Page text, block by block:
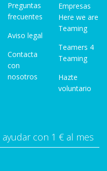
Preguntas
frecuentes
Aviso legal
Contacta
con
nosotros
Empresas
Here we are
Teaming
Teamers 4
Teaming
Hazte
voluntario
con 1 € al mes